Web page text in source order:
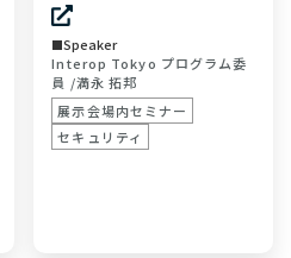
Speaker
Interop Tokyo プログラム委
員 /満永 拓邦
展示会場内セミナー
セキュリティ